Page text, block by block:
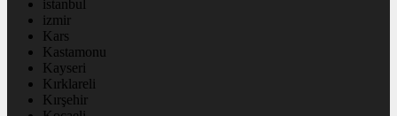
istanbul
izmir
Kars
Kastamonu
Kayseri
Kırklareli
Kırşehir